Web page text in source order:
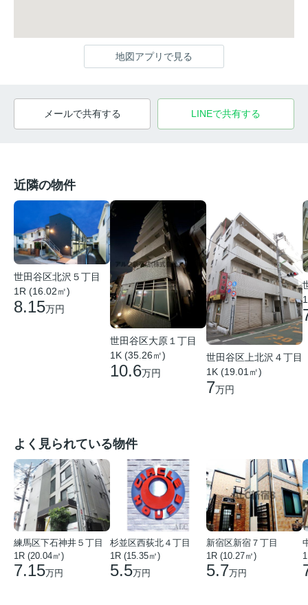
地図アプリで見る
メールで共有する LINEで共有する
近隣の物件
世田谷区北沢５丁目
1R (16.02㎡)
8.15万円
世田谷区大原１丁目
1K (35.26㎡)
10.6万円
世田谷区上北沢４丁目
1K (19.01㎡)
7万円
よく見られている物件
練馬区下石神井５丁目
1R (20.04㎡)
7.15万円
杉並区西荻北４丁目
1R (15.35㎡)
5.5万円
新宿区新宿７丁目
1R (10.27㎡)
5.7万円